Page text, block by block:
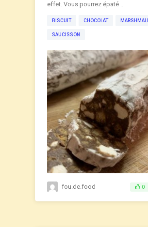
effet. Vous pourrez épaté ..
BISCUIT CHOCOLAT
SAUCISSON
fou.de.food 0